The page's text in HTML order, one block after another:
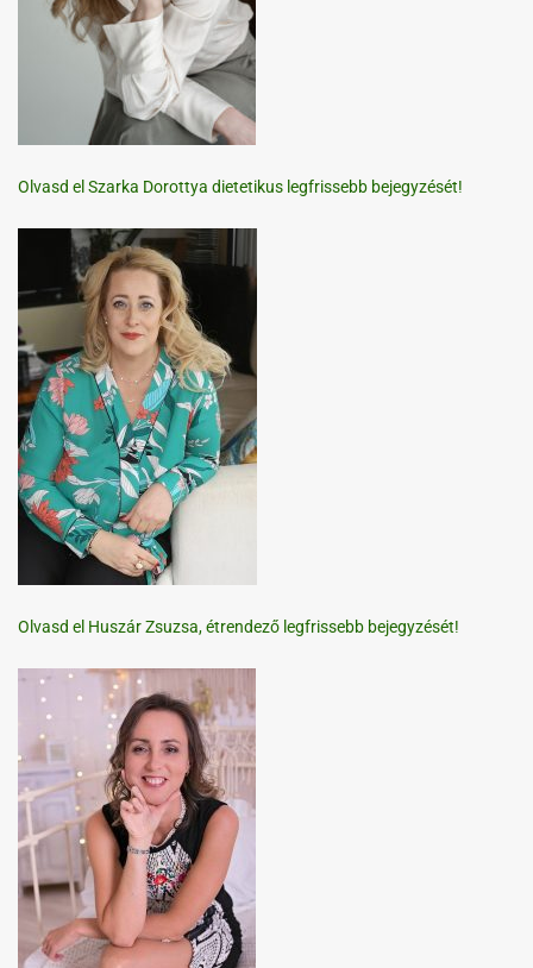
Olvasd el Szarka Dorottya dietetikus legfrissebb bejegyzését!
Olvasd el Huszár Zsuzsa, étrendező legfrissebb bejegyzését!